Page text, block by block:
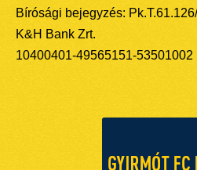
Bírósági bejegyzés:
K&H Bank Zrt.
10400401-49565151-53501002